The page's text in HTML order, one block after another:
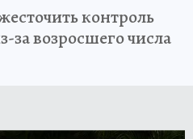
контроль
возросшего числа